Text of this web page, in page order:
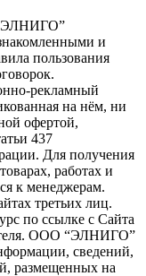
и
пользования
рекламный
на нём, ни
офертой,
437
Для получения
работах и
к менеджерам.
третьих лиц.
по ссылке с Сайта
ООО “ЭЛНИГО”
сведений,
размещенных на